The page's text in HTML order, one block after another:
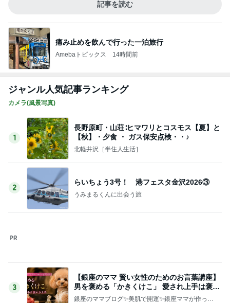
Amebaトピックス 14時間前
ジャンル人気記事ランキング
カメラ(風景写真)
1
長野原町・山荘∶ヒマワリとコスモス【夏】と
【秋】・夕食 ・ ガス保安点検・・♪
2
らいちょう3号！ 港フェスタ金沢2026③
3
4
【銀座のママの賢い女の婚活アドバイス】美
しい女性ほどお金がかかります。タダで出会
えると思うなよ
銀座のママブログ✨美肌で開運✨銀座ママが作った